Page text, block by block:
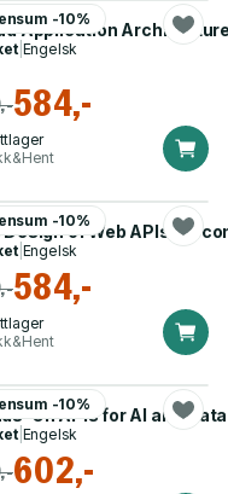
-10%
Woolf
Application
| Engelsk
584,-
-10%
Arnaud
Design of Web APIs,
| Engelsk
584,-
-10%
Day
APIs for AI and
| Engelsk
602,-